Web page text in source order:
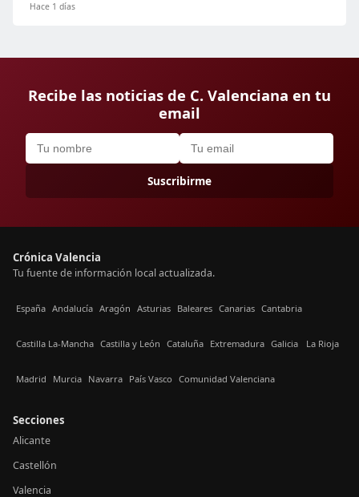
Hace 1 días
Recibe las noticias de C. Valenciana en tu
email
Suscribirme
Crónica Valencia
Tu fuente de información local actualizada.
España Andalucía Aragón Asturias Baleares Canarias Cantabria
Castilla La-Mancha Castilla y León Cataluña Extremadura Galicia La Rioja
Madrid Murcia Navarra País Vasco Comunidad Valenciana
Secciones
Alicante
Castellón
Valencia